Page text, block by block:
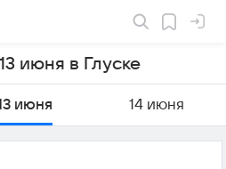
июня в Глуске
июня 14 июня